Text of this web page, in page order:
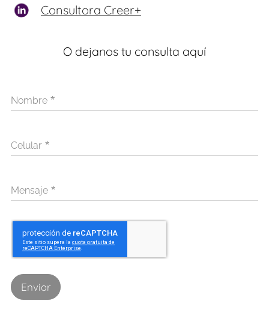
Consultora Creer+
O dejanos tu consulta aquí
Nombre
Celular
Mensaje
Enviar